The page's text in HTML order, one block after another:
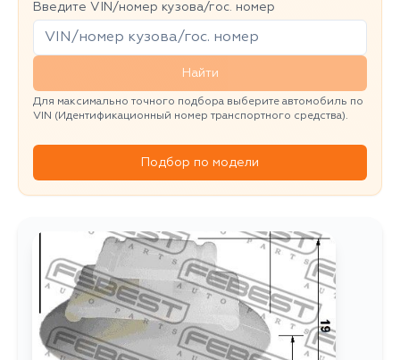
Введите VIN/номер кузова/гос. номер
Найти
Для максимально точного подбора выберите автомобиль по
VIN (Идентификационный номер транспортного средства).
Подбор по модели